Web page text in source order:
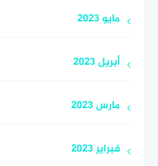
مايو 2023
أبريل 2023
مارس 2023
فبراير 2023